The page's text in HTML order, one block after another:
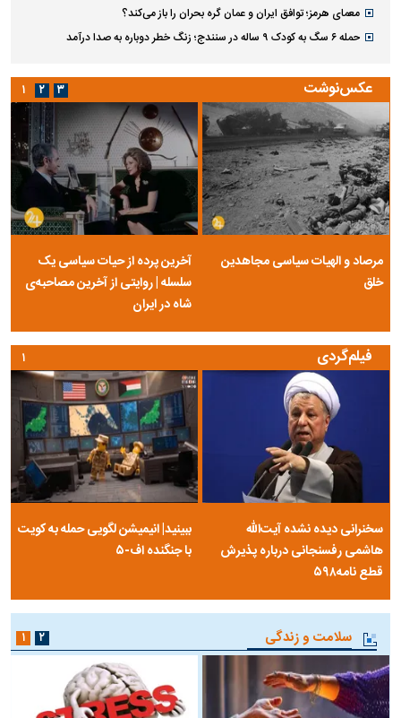
معمای هرمز؛ توافق ایران و عمان گره بحران را باز می‌کند؟
حمله ۶ سگ به کودک ۹ ساله در سنندج؛ زنگ خطر دوباره به صدا درآمد
عکس‌نوشت
مرصاد و الهیات سیاسی مجاهدین
خلق
آخرین پرده از حیات سیاسی یک
سلسله | روایتی از آخرین مصاحبه‌ی
شاه در ایران
۱ ۲ ۳
فیلم‌گردی
سخنرانی دیده نشده آیت‌الله
هاشمی رفسنجانی درباره پذیرش
قطع نامه۵۹۸
ببینید| انیمیشن لگویی حمله به کویت
با جنگنده اف-۵
۱
سلامت و زندگی ۱ ۲